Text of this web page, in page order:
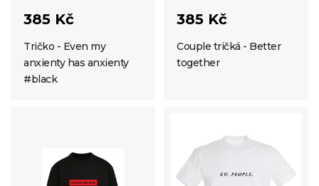
385 Kč
Tričko - Even my
anxienty has anxienty
#black
385 Kč
Couple tričká - Better
together